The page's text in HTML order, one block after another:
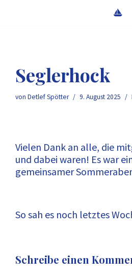
Seglerhock
von Detlef Spötter 9. August 2025
Vielen Dank an alle, die
und dabei waren! Es war
gemeinsamer
So sah es noch letztes
Schreibe einen